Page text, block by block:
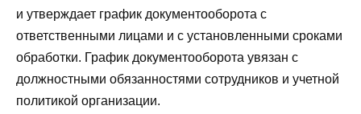
и утверждает график документооборота с
ответственными лицами и с установленными сроками
обработки. График документооборота увязан с
должностными обязанностями сотрудников и учетной
политикой организации.